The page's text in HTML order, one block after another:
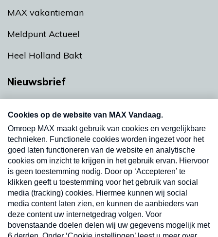
MAX vakantieman
Meldpunt Actueel
Heel Holland Bakt
Nieuwsbrief
nieuwsbrief. Elke vrijdag- en dinsdagochtend in
uw mailbox.
Verzend